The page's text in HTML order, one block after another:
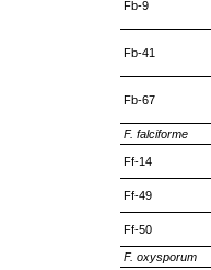
Fb-9
Fb-41
Fb-67
F. falciforme
Ff-14
Ff-49
Ff-50
F. oxysporum